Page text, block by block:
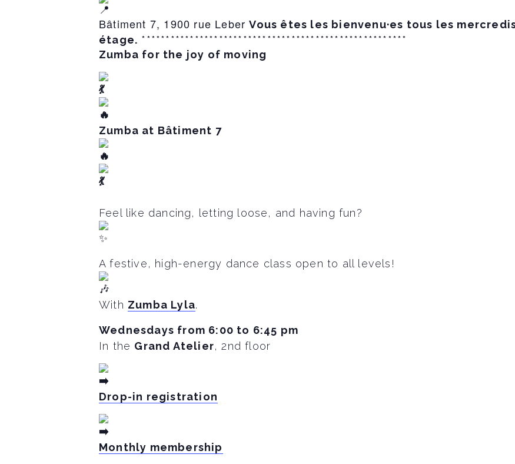
Bâtiment 7, 1900 rue LeberVous êtes les bienvenu·es tous les
étage. *******************************************************
Zumba for the joy of moving
Zumba at Bâtiment 7
Feel like dancing, letting loose, and having fun?
A festive, high-energy dance class open to all levels!
With Zumba Lyla.
Wednesdays from 6:00 to 6:45 pm
In the Grand Atelier, 2nd floor
Drop-in registration
Monthly membership